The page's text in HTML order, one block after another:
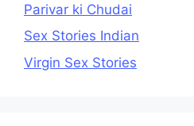
Parivar ki Chudai
Sex Stories Indian
Virgin Sex Stories